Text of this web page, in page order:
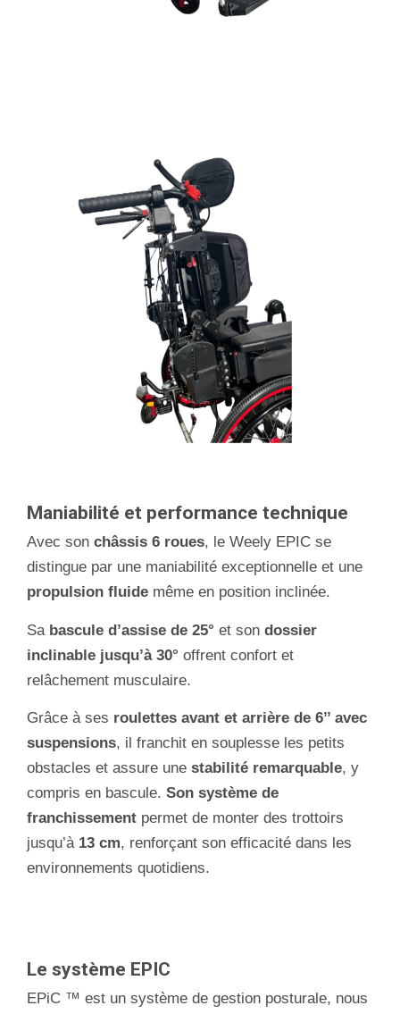
Maniabilité et performance technique
Avec son châssis 6 roues, le Weely EPIC se
distingue par une maniabilité exceptionnelle et une
propulsion fluide même en position inclinée.
Sa bascule d’assise de 25° et son dossier
inclinable jusqu’à 30° offrent confort et
relâchement musculaire.
Grâce à ses roulettes avant et arrière de 6’’ avec
suspensions, il franchit en souplesse les petits
obstacles et assure une stabilité remarquable, y
compris en bascule. Son système de
franchissement permet de monter des trottoirs
jusqu’à 13 cm, renforçant son efficacité dans les
environnements quotidiens.
Le système EPIC
EPiC ™ est un système de gestion posturale, nous